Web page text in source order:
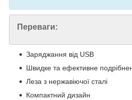
Переваги:
Заряджання від USB
Швидке та ефективне
Леза з нержавіючої сталі
Компактний дизайн